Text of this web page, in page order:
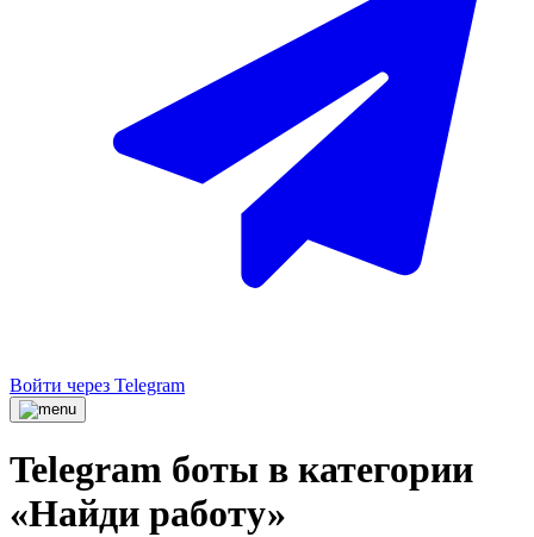
Войти через Telegram
Telegram боты в категории
«Найди работу»